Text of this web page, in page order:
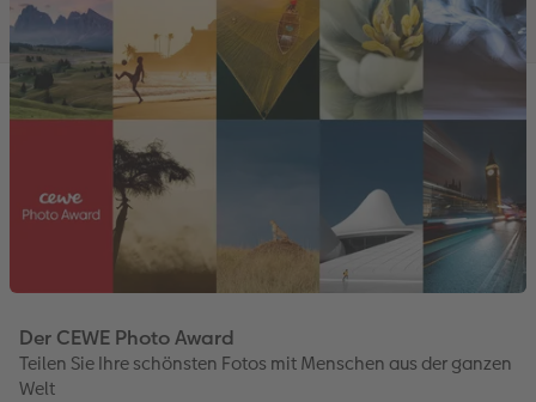
Der CEWE Photo Award
Teilen Sie Ihre schönsten Fotos mit Menschen aus der ganzen
Welt